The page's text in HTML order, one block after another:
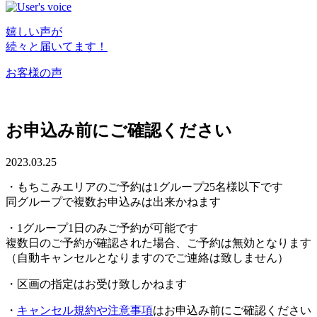
嬉しい声が
続々と届いてます！
お客様の声
お申込み前にご確認ください
2023.03.25
・もちこみエリアのご予約は1グループ25名様以下です
同グループで複数お申込みは出来かねます
・1グループ1日のみご予約が可能です
複数日のご予約が確認された場合、ご予約は無効となります
（自動キャンセルとなりますのでご連絡は致しません）
・区画の指定はお受け致しかねます
・ キャンセル規約や注意事項はお申込み前にご確認ください